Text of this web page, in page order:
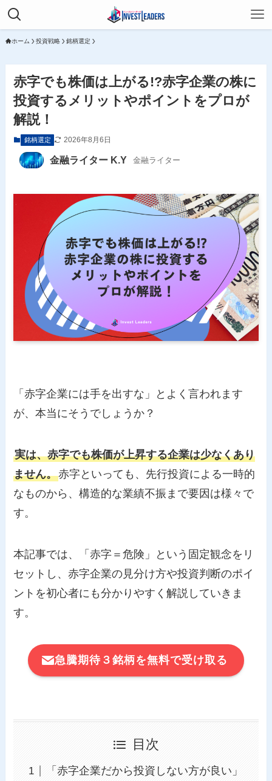
ホーム 投資戦略 銘柄選定
赤字でも株価は上がる!?赤字企業の株に
投資するメリットやポイントをプロが
解説！
銘柄選定 2026年8月6日
金融ライター K.Y 金融ライター
「赤字企業には手を出すな」とよく言われます
が、本当にそうでしょうか？
実は、赤字でも株価が上昇する企業は少なくあり
ません。赤字といっても、先行投資による一時的
なものから、構造的な業績不振まで要因は様々で
す。
本記事では、「赤字＝危険」という固定観念をリ
セットし、赤字企業の見分け方や投資判断のポイ
ントを初心者にも分かりやすく解説していきま
す。
急騰期待３銘柄を無料で受け取る
目次
「赤字企業だから投資しない方が良い」